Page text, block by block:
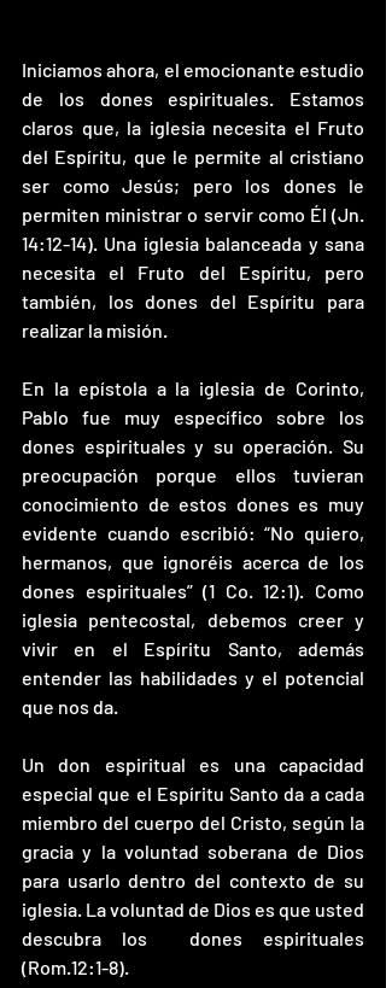
Iniciamos ahora, el emocionante estudio
de los dones espirituales. Estamos
claros que, la iglesia necesita el Fruto
del Espíritu, que le permite al cristiano
ser como Jesús; pero los dones le
permiten ministrar o servir como Él (Jn.
14:12-14). Una iglesia balanceada y sana
necesita el Fruto del Espíritu, pero
también, los dones del Espíritu para
realizar la misión.
En la epístola a la iglesia de Corinto,
Pablo fue muy específico sobre los
dones espirituales y su operación. Su
preocupación porque ellos tuvieran
conocimiento de estos dones es muy
evidente cuando escribió: “No quiero,
hermanos, que ignoréis acerca de los
dones espirituales” (1 Co. 12:1). Como
iglesia pentecostal, debemos creer y
vivir en el Espíritu Santo, además
entender las habilidades y el potencial
que nos da.
Un don espiritual es una capacidad
especial que el Espíritu Santo da a cada
miembro del cuerpo del Cristo, según la
gracia y la voluntad soberana de Dios
para usarlo dentro del contexto de su
iglesia. La voluntad de Dios es que usted
descubra los  dones espirituales
(Rom.12:1-8).